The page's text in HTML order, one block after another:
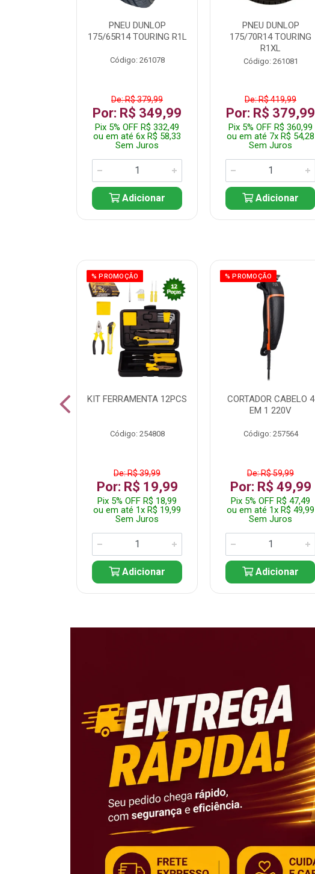
PNEU DUNLOP
175/65R14 TOURING R1L
Código: 261078
De: R$ 379,99
Por: R$ 349,99
Pix 5% OFF R$ 332,49
ou em até 6x R$ 58,33
Sem Juros
Adicionar
PNEU DUNLOP
175/70R14 TOURING
R1XL
Código: 261081
De: R$ 419,99
Por: R$ 379,99
Pix 5% OFF R$ 360,99
ou em até 7x R$ 54,28
Sem Juros
Adicionar
% PROMOÇÃO
KIT FERRAMENTA 12PCS
Código: 254808
De: R$ 39,99
Por: R$ 19,99
Pix 5% OFF R$ 18,99
ou em até 1x R$ 19,99
Sem Juros
Adicionar
% PROMOÇÃO
CORTADOR CABELO 4
EM 1 220V
Código: 257564
De: R$ 59,99
Por: R$ 49,99
Pix 5% OFF R$ 47,49
ou em até 1x R$ 49,99
Sem Juros
Adicionar